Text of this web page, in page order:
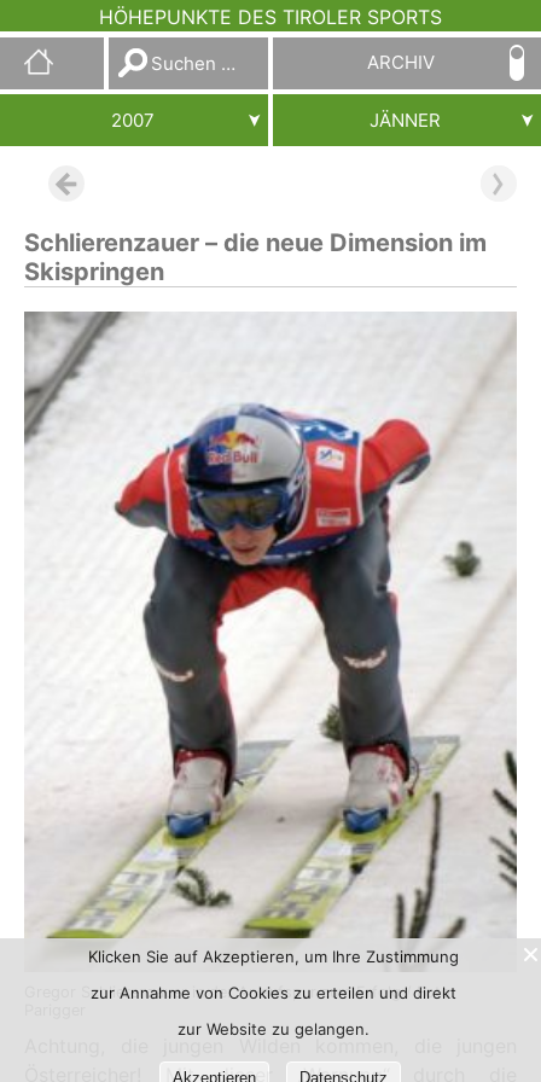
HÖHEPUNKTE DES TIROLER SPORTS
Suchen
nach:
ARCHIV
2007 JÄNNER
Schlierenzauer – die neue Dimension im
Skispringen
Gregor Schlierenzauer in der Anlaufspur zum Erfolg / Foto:
Achtung, die jungen Wilden kommen, die jungen
Österreicher! Mit dieser „Warnung“ durch die
Klicken Sie auf Akzeptieren, um Ihre Zustimmung
zur Annahme von Cookies zu erteilen und direkt
zur Website zu gelangen.
Akzeptieren Datenschutz